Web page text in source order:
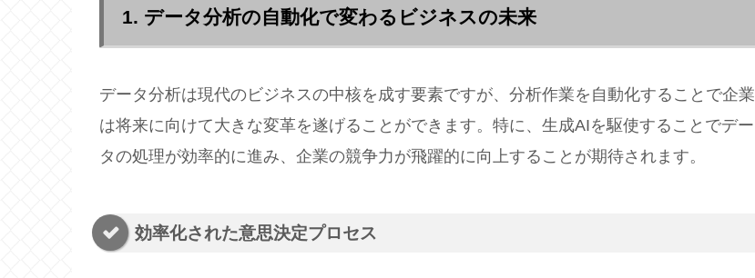
1. データ分析の自動化で変わるビジネスの未来
データ分析は現代のビジネスの中核を成す要素ですが、分析作業を自動化することで企業
は将来に向けて大きな変革を遂げることができます。特に、生成AIを駆使することでデー
タの処理が効率的に進み、企業の競争力が飛躍的に向上することが期待されます。
効率化された意思決定プロセス